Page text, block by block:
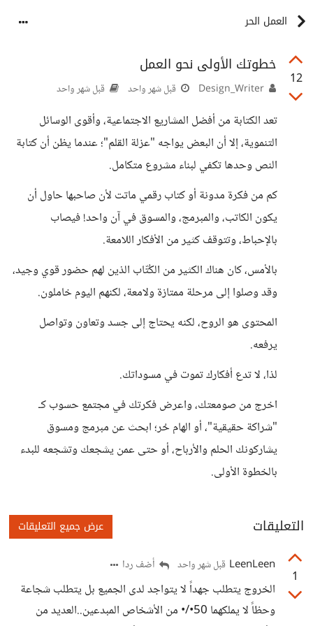
العمل الحر
12
خطوتك الأولى نحو العمل
قبل شهر واحد قبل شهر واحد
تعد الكتابة من أفضل المشاريع الاجتماعية، وأقوى الوسائل
التنموية، إلا أن البعض يواجه "عزلة القلم"؛ عندما يظن أن كتابة
النص وحدها تكفي لبناء مشروع متكامل.
كم من فكرة مدونة أو كتاب رقمي ماتت لأن صاحبها حاول أن
يكون الكاتب، والمبرمج، والمسوق في آن واحد! فيصاب
بالإحباط، وتتوقف كثير من الأفكار اللامعة.
بالأمس، كان هناك الكثير من الكُتّاب الذين لهم حضور قوي وجيد،
وقد وصلوا إلى مرحلة ممتازة ولامعة، لكنهم اليوم خاملون.
المحتوى هو الروح، لكنه يحتاج إلى جسد وتعاون وتواصل
يرفعه.
لذا، لا تدع أفكارك تموت في مسوداتك.
اخرج من صومعتك، واعرض فكرتك في مجتمع حسوب كـ
"شراكة حقيقية"، أو الهام حُر؛ ابحث عن مبرمج ومسوق
يشاركونك الحلم والأرباح، أو حتى عمن يشجعك وتشجعه للبدء
بالخطوة الأولى.
التعليقات عرض جميع التعليقات
1
LeenLeen قبل شهر واحد أضف ردا
الخروج يتطلب جهداً لا يتواجد لدى الجميع بل يتطلب شجاعة
وحظاً لا يملكهما 50•/• من الأشخاص المبدعين..العديد من